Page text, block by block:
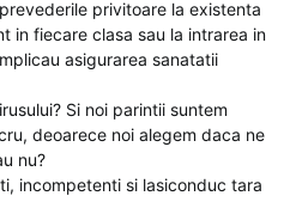
privitoare la existenta
in fiecare clasa sau la intrarea in
asigurarea sanatatii
Si noi parintii suntem
deoarece noi alegem daca ne
nu?
incompetenti si lasiconduc tara